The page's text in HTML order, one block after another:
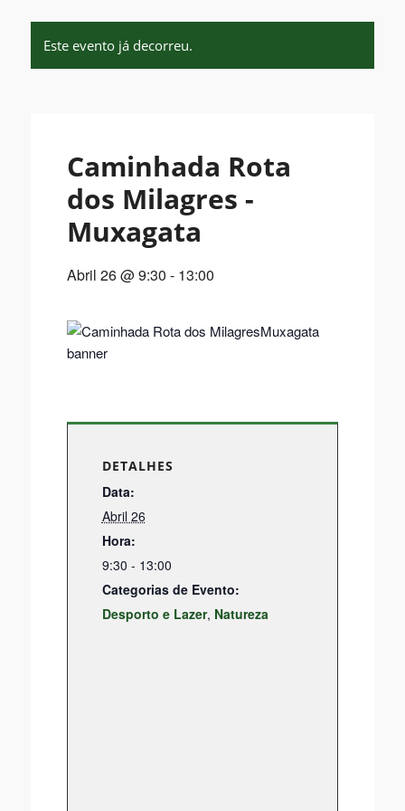
Mensagem do Presidente
Constituição do Executivo Municipal
Constituição do GAP
Organograma
Municipal
Calendarização Reuniões Câmara
Este evento já decorreu.
Caminhada Rota
dos Milagres -
Muxagata
Abril 26 @ 9:30 - 13:00
DETALHES
Data:
Abril 26
Hora:
9:30 - 13:00
Categorias de Evento:
Desporto e Lazer, Natureza